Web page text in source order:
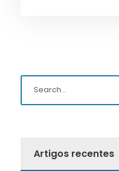
Artigos recentes